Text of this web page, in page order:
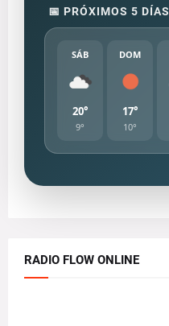
📅 PRÓXIMOS 5 DÍAS
SÁB
20°
9°
DOM
17°
10°
RADIO FLOW ONLINE